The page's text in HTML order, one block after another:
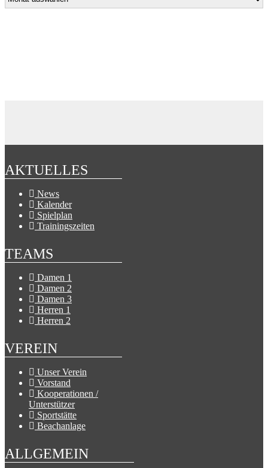
AKTUELLES
News
Kalender
Spielplan
Trainingszeiten
TEAMS
Damen 1
Damen 2
Damen 3
Herren 1
Herren 2
VEREIN
Unser Verein
Vorstand
Kooperationen /
Unterstützer
Sportstätte
Beachanlage
ALLGEMEIN